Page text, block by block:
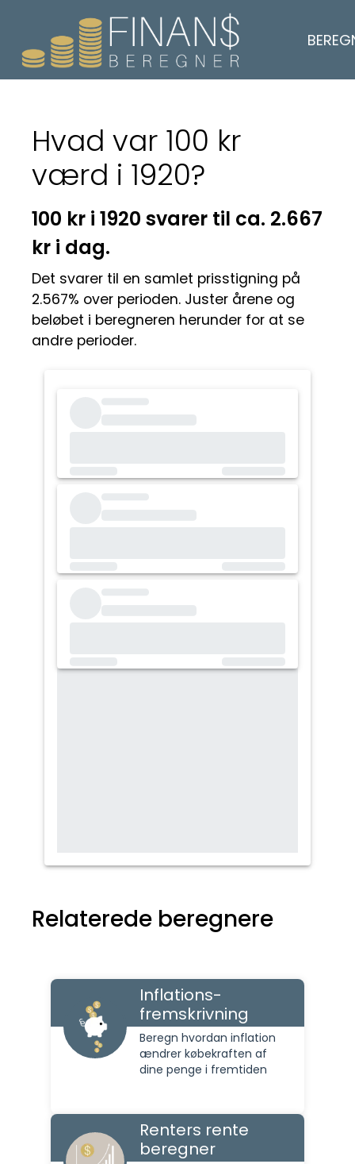
Hvad var 100 kr
værd i 1920?
100 kr i 1920 svarer til ca. 2.667
kr i dag.
Det svarer til en samlet prisstigning på
2.567% over perioden. Juster årene og
beløbet i beregneren herunder for at se
andre perioder.
Relaterede beregnere
Inflations-
fremskrivning
Beregn hvordan inflation
ændrer købekraften af
dine penge i fremtiden
Renters rente
beregner